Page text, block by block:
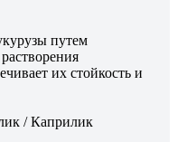
путем
их стойкость и
/ Каприлик